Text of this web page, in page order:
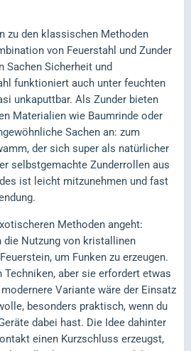
zu den klassischen Methoden
von Feuerstahl und Zunder
Sachen Sicherheit und
funktioniert auch unter feuchten
unkaputtbar. Als Zunder bieten
Materialien wie Baumrinde oder
Sachen an: zum
der sich super als natürlicher
selbstgemachte Zunderrollen aus
ist leicht mitzunehmen und fast
Methoden angeht:
die Nutzung von kristallinen
um Funken zu erzeugen.
aber sie erfordert etwas
Variante wäre der Einsatz
besonders praktisch, wenn du
dabei hast. Die Idee dahinter
einen Kurzschluss erzeugst,